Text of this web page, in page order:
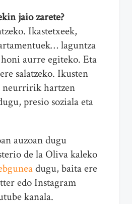
jaio zarete?
Ikastetxeek,
laguntza
aurre egiteko. Eta
salatzeko. Ikusten
neurririk hartzen
presio soziala eta
auzoan dugu
de la Oliva kaleko
dugu, baita ere
edo Instagram
kanala.